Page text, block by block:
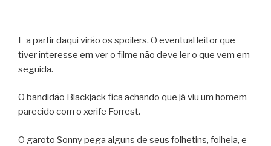
E a partir daqui virão os spoilers. O eventual leitor que
tiver interesse em ver o filme não deve ler o que vem em
seguida.
O bandidão Blackjack fica achando que já viu um homem
parecido com o xerife Forrest.
O garoto Sonny pega alguns de seus folhetins, folheia, e